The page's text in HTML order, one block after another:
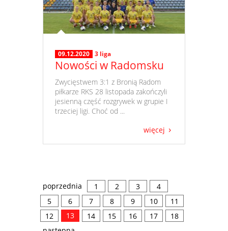
09.12.2020 3 liga
Nowości w Radomsku
​ Zwycięstwem 3:1 z Bronią Radom
piłkarze RKS 28 listopada zakończyli
jesienną część rozgrywek w grupie I
trzeciej ligi. Choć od ...
więcej
poprzednia 1 2 3
4
5
6 7 8 9 10
11
12
13 14 15 16 17
18